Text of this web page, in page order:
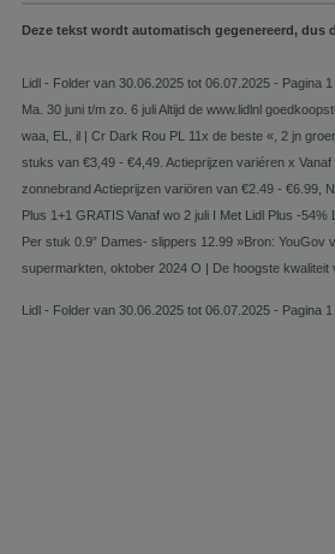
Deze tekst wordt automatisch gegenereerd, dus
Lidl - Folder van 30.06.2025 tot 06.07.2025 - Pagina 1
Ma. 30 juni t/m zo. 6 juli Altijd de www.lidlnl
waa, EL, il | Cr Dark Rou PL 11x de beste «, 2 jn
stuks van €3,49 - €4,49. Actieprijzen variéren x Vanaf
zonnebrand Actieprijzen variören van €2.49 - €6.99,
Plus 1+1 GRATIS Vanaf wo 2 juli I Met Lidl Plus -
Per stuk 0.9” Dames- slippers 12.99 »Bron: YouGov
supermarkten, oktober 2024 O | De hoogste kwaliteit
Lidl - Folder van 30.06.2025 tot 06.07.2025 - Pagina 1